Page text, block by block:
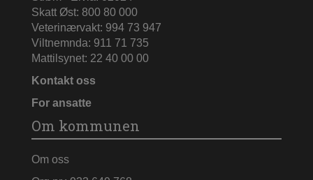
Skatt Øst: 800 80 000
Veterinærvakt: 994 73 947
Viltnemnda: 911 71 735
Mattilsynet: 22 40 00 00
Kontakt oss
For ansatte
Om kommunen
Om oss